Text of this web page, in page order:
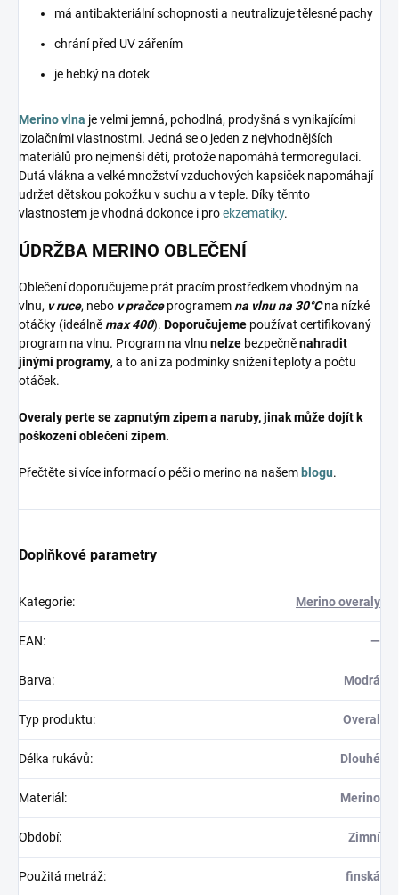
má antibakteriální schopnosti a neutralizuje tělesné pachy
chrání před UV zářením
je hebký na dotek
Merino vlna je velmi jemná, pohodlná, prodyšná s vynikajícími
izolačními vlastnostmi. Jedná se o jeden z nejvhodnějších
materiálů pro nejmenší děti, protože napomáhá termoregulaci.
Dutá vlákna a velké množství vzduchových kapsiček napomáhají
udržet dětskou pokožku v suchu a v teple. Díky těmto
vlastnostem je vhodná dokonce i proekzematiky.
ÚDRŽBA MERINO OBLEČENÍ
Oblečení doporučujeme prát pracím prostředkem vhodným na
vlnu, v ruce, nebo v pračceprogramemna vlnu na 30°Cna nízké
otáčky (ideálněmax 400). Doporučujeme používat certifikovaný
program na vlnu. Program na vlnu nelze bezpečněnahradit
jinými programy, a to ani za podmínky snížení teploty a počtu
otáček.
Overaly perte se zapnutým zipem a naruby, jinak může dojít k
poškození oblečení zipem.
Přečtěte si více informací o péči o merino na našem blogu.
Doplňkové parametry
Kategorie: Merino overaly
EAN: —
Barva: Modrá
Typ produktu: Overal
Délka rukávů: Dlouhé
Materiál : Merino
Období: Zimní
Použitá metráž: finská